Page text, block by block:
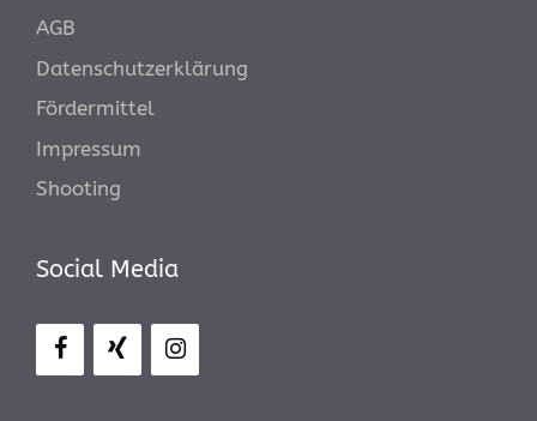
AGB
Datenschutzerklärung
Fördermittel
Impressum
Shooting
Social Media